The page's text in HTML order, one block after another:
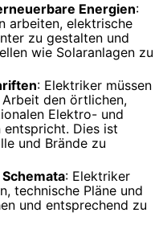
Energien:
arbeiten, elektrische
zu gestalten und
wie Solaranlagen zu
: Elektriker müssen
den örtlichen,
Elektro- und
Dies ist
und Brände zu
: Elektriker
technische Pläne und
und entsprechend zu